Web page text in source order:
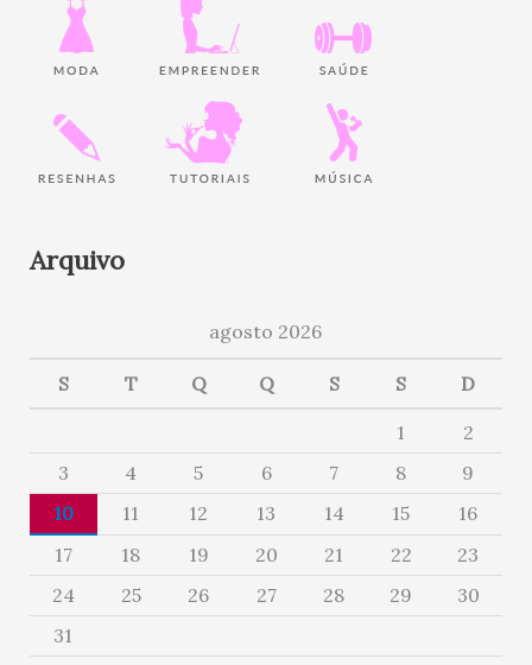
Arquivo
agosto 2026
S T Q Q S S D
1
2
3
4 5 6 7 8
9
10
11 12 13 14 15
16
17
18 19 20 21 22
23
24
25 26 27 28 29
30
31